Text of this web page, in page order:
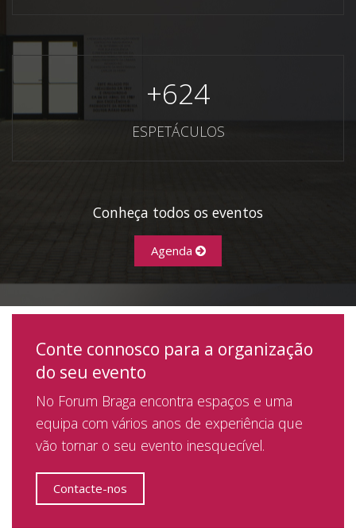
+624
ESPETÁCULOS
Conheça todos os eventos
Agenda
Conte connosco para a organização
do seu evento
No Forum Braga encontra espaços e uma
equipa com vários anos de experiência que
vão tornar o seu evento inesquecível.
Contacte-nos